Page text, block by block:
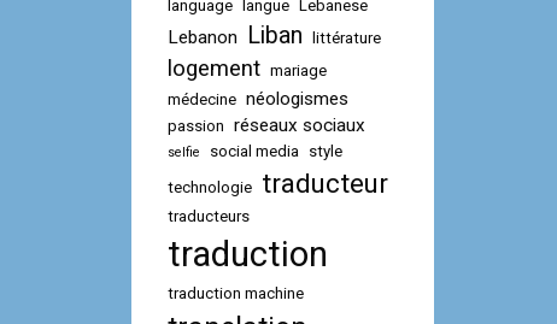
language langue Lebanese
Lebanon Liban littérature
logement mariage
médecine néologismes
passion réseaux sociaux
selfie social media style
technologie traducteur
traducteurs
traduction
traduction machine